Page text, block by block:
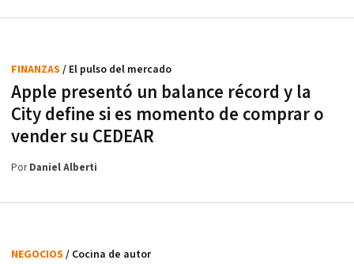
Apple presentó un balance récord y la
City define si es momento de comprar o
vender su CEDEAR
FINANZAS / El pulso del mercado
PorDaniel Alberti
NEGOCIOS / Cocina de autor